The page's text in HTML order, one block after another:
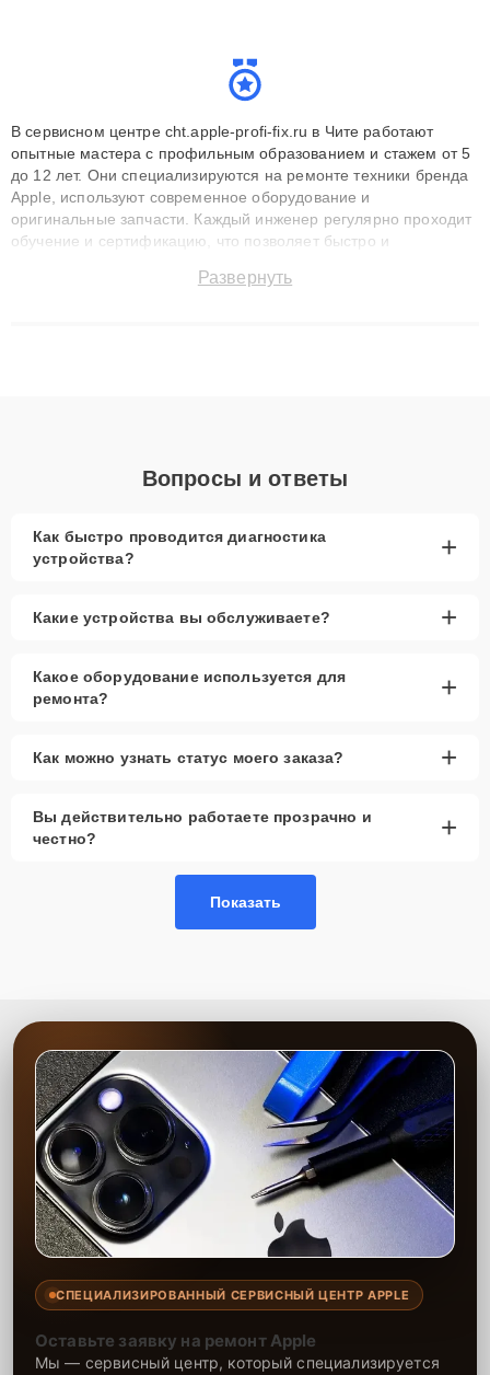
В сервисном центре cht.apple-profi-fix.ru в Чите работают
опытные мастера с профильным образованием и стажем от 5
до 12 лет. Они специализируются на ремонте техники бренда
Apple, используют современное оборудование и
оригинальные запчасти. Каждый инженер регулярно проходит
обучение и сертификацию, что позволяет быстро и
сохранением гарантии до 3 лет. Наши мастера решают
Развернуть
Вопросы и ответы
Как быстро проводится диагностика
устройства?
+
Какие устройства вы обслуживаете? +
Какое оборудование используется для
ремонта?
+
Как можно узнать статус моего заказа? +
Вы действительно работаете прозрачно и
честно?
+
Показать
СПЕЦИАЛИЗИРОВАННЫЙ СЕРВИСНЫЙ ЦЕНТР APPLE
Оставьте заявку на ремонт Apple
Мы — сервисный центр, который специализируется